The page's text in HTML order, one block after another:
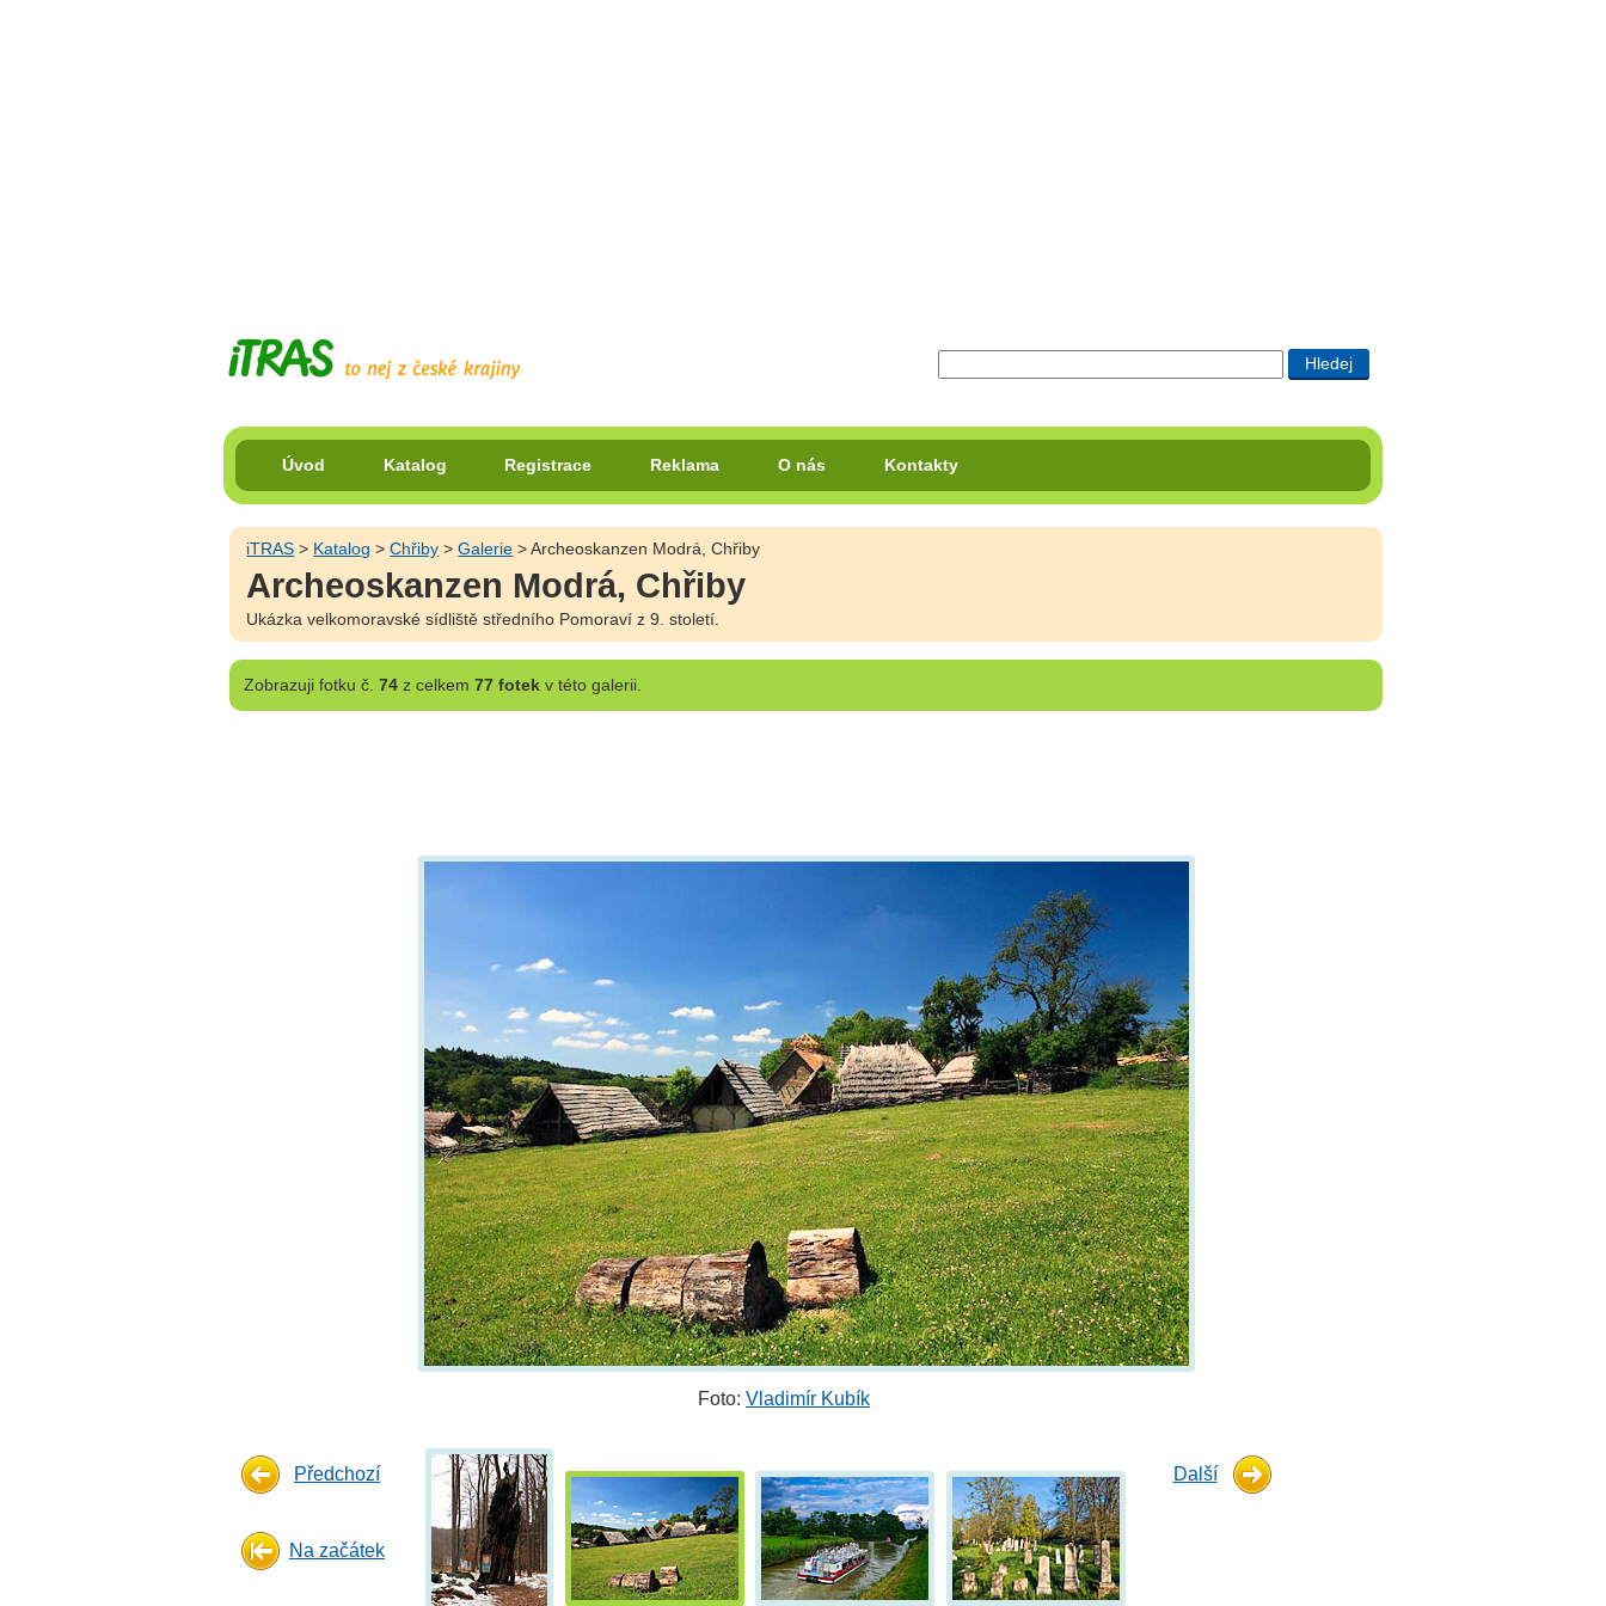
Úvod Katalog Registrace Reklama O nás Kontakty
iTRAS > Katalog >Chřiby >Galerie > Archeoskanzen Modrá, Chřiby
Archeoskanzen Modrá, Chřiby
Ukázka velkomoravské sídliště středního Pomoraví z 9. století.
Zobrazujifotku č. 74z celkem 77 fotekv této galerii.
Foto: Vladimír Kubík
Předchozí
Na začátek
Další